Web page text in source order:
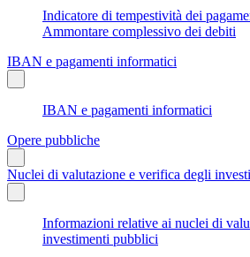
Indicatore di tempestività dei
Ammontare complessivo dei debiti
IBAN e pagamenti informatici
IBAN e pagamenti informatici
Opere pubbliche
Nuclei di valutazione e verifica degli
Informazioni relative ai nuclei di
investimenti pubblici